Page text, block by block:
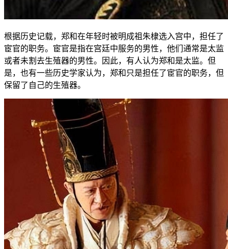
根据历史记载，郑和在年轻时被明成祖朱棣选入宫中，担任了
宦官的职务。宦官是指在宫廷中服务的男性，他们通常是太监
或者未割去生殖器的男性。因此，有人认为郑和是太监。但
是，也有一些历史学家认为，郑和只是担任了宦官的职务，但
保留了自己的生殖器。